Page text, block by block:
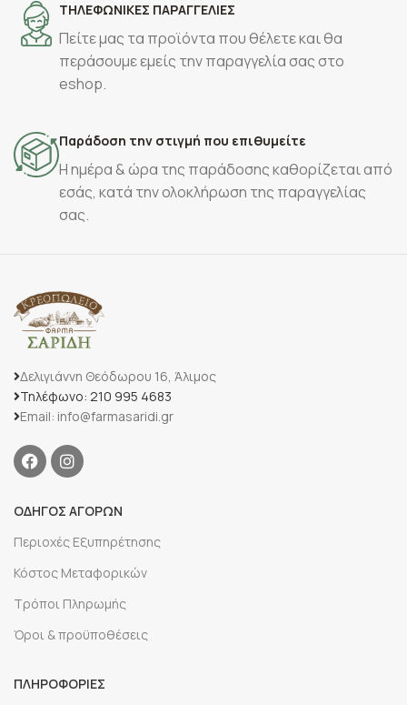
ΤΗΛΕΦΩΝΙΚΕΣ ΠΑΡΑΓΓΕΛΙΕΣ
Πείτε μας τα προϊόντα που θέλετε και θα
περάσουμε εμείς την παραγγελία σας στο
eshop.
Παράδοση την στιγμή που επιθυμείτε
Η ημέρα & ώρα της παράδοσης καθορίζεται από
εσάς, κατά την ολοκλήρωση της παραγγελίας
σας.
Δελιγιάννη Θεόδωρου 16, Άλιμος
Τηλέφωνο: 210 995 4683
Email: info@farmasaridi.gr
ΟΔΗΓΟΣ ΑΓΟΡΩΝ
Περιοχές Εξυπηρέτησης
Κόστος Μεταφορικών
Τρόποι Πληρωμής
Όροι & προϋποθέσεις
ΠΛΗΡΟΦΟΡΙΕΣ